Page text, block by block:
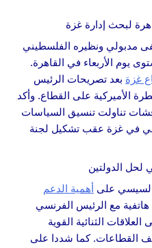
لبحث إدارة غزة
مدبولي ونظيره الفلسطيني
يوم الأربعاء في القاهرة.
غزة بعد تصريحات الرئيس
الأميركية على القطاع. وأكد
تناولت تنسيق السياسات
في غزة عقب تشكيل لجنة
الدولتين
السيسي على أهمية الدعم
هاتفية مع الرئيس الفرنسي
الثنائية القوية
القطاعات. كما شددا على